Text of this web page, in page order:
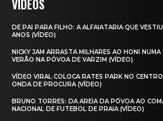
VIDEOS
DE PAI PARA FILHO: A ALFAIATARIA QUE
ANOS (VÍDEO)
NICKY JAM ARRASTA MILHARES AO HONI
VERÃO NA PÓVOA DE VARZIM (VÍDEO)
VÍDEO VIRAL COLOCA RATES PARK NO
ONDA DE PROCURA (VÍDEO)
BRUNO TORRES: DA AREIA DA PÓVOA AO
NACIONAL DE FUTEBOL DE PRAIA (VÍDEO)